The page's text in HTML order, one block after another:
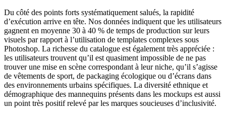
Du côté des points forts systématiquement salués, la rapidité
d’exécution arrive en tête. Nos données indiquent que les utilisateurs
gagnent en moyenne 30 à 40 % de temps de production sur leurs
visuels par rapport à l’utilisation de templates complexes sous
Photoshop. La richesse du catalogue est également très appréciée :
les utilisateurs trouvent qu’il est quasiment impossible de ne pas
trouver une mise en scène correspondant à leur niche, qu’il s’agisse
de vêtements de sport, de packaging écologique ou d’écrans dans
des environnements urbains spécifiques. La diversité ethnique et
démographique des mannequins présents dans les mockups est aussi
un point très positif relevé par les marques soucieuses d’inclusivité.